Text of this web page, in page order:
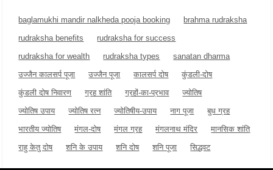
baglamukhi mandir nalkheda pooja booking
brahma rudraksha
rudraksha benefits
rudraksha for success
rudraksha for wealth
rudraksha types
sanatan dharma
उज्जैन कालसर्प पूजा
उज्जैन पूजा कालसर्प दोष
कुंडली-दोष
कुंडली दोष निवारण
ग्रह शांति ग्रहों-का-प्रभाव
ज्योतिष
ज्योतिष उपाय
ज्योतिष रत्न ज्योतिषीय-उपाय नाग पूजा
बुध ग्रह
भारतीय ज्योतिष
मंगल-दोष मंगल ग्रह मंगलनाथ मंदिर
मानसिक शांति
राहु केतु दोष
शनि के उपाय शनि दोष शनि पूजा सिद्धवट